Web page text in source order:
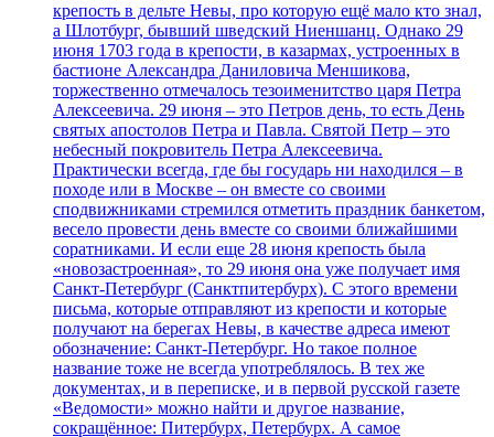
крепость в дельте Невы, про которую ещё мало кто знал,
а Шлотбург, бывший шведский Ниеншанц. Однако 29
июня 1703 года в крепости, в казармах, устроенных в
бастионе Александра Даниловича Меншикова,
торжественно отмечалось тезоименитство царя Петра
Алексеевича. 29 июня – это Петров день, то есть День
святых апостолов Петра и Павла. Святой Петр – это
небесный покровитель Петра Алексеевича.
Практически всегда, где бы государь ни находился – в
походе или в Москве – он вместе со своими
сподвижниками стремился отметить праздник банкетом,
весело провести день вместе со своими ближайшими
соратниками. И если еще 28 июня крепость была
«новозастроенная», то 29 июня она уже получает имя
Санкт-Петербург (Санктпитербурх). С этого времени
письма, которые отправляют из крепости и которые
получают на берегах Невы, в качестве адреса имеют
обозначение: Санкт-Петербург. Но такое полное
название тоже не всегда употреблялось. В тех же
документах, и в переписке, и в первой русской газете
«Ведомости» можно найти и другое название,
сокращённое: Питербурх, Петербурх. А самое